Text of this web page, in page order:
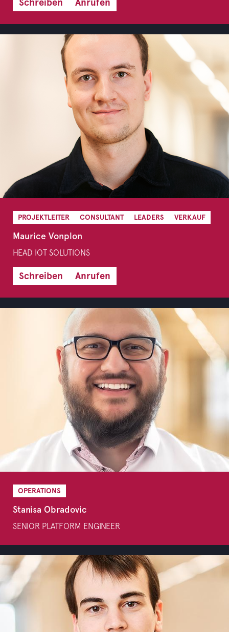
OPERATIONS
Stanisa Obradovic
SENIOR PLATFORM ENGINEER
PROJEKTLEITER CONSULTANT LEADERS VERKAUF
Maurice Vonplon
HEAD IOT SOLUTIONS
Schreiben Anrufen